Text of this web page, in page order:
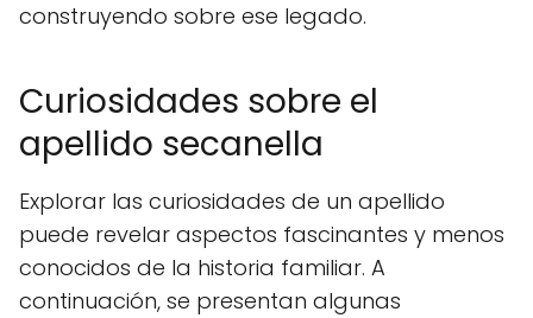
construyendo sobre ese legado.
Curiosidades sobre el
apellido secanella
Explorar las curiosidades de un apellido
puede revelar aspectos fascinantes y menos
conocidos de la historia familiar. A
continuación, se presentan algunas